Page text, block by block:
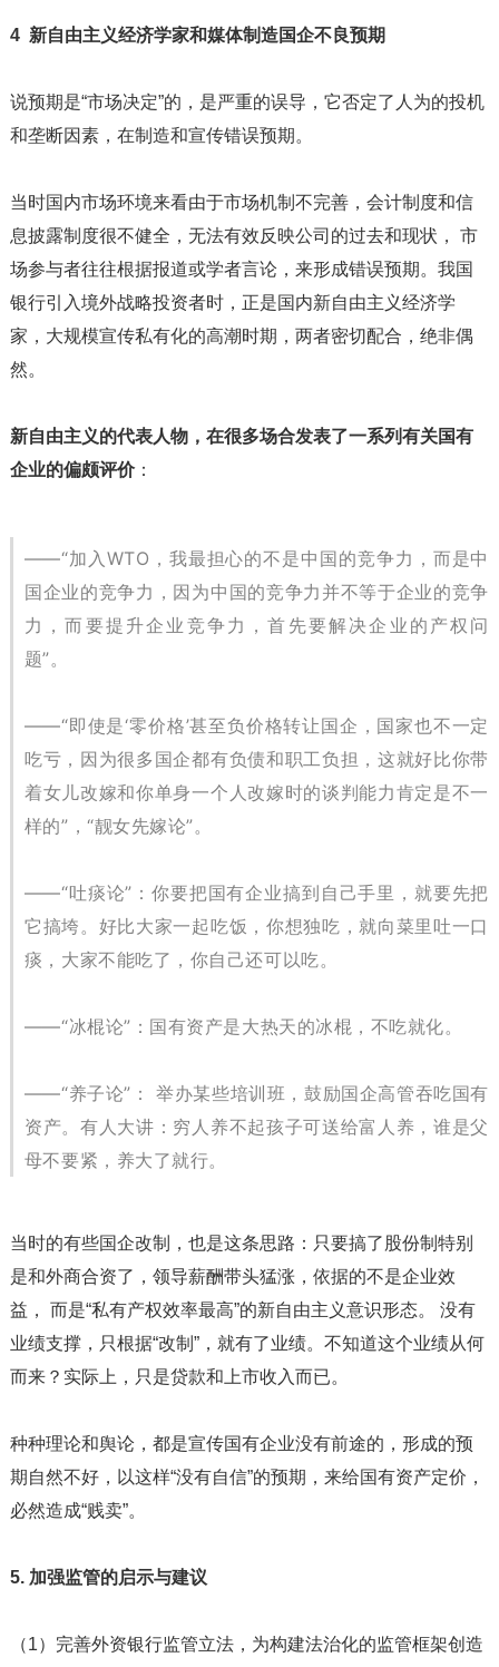
4 新自由主义经济学家和媒体制造国企不良预期
说预期是“市场决定”的，是严重的误导，它否定了人为的投机
和垄断因素，在制造和宣传错误预期。
当时国内市场环境来看由于市场机制不完善，会计制度和信
息披露制度很不健全，无法有效反映公司的过去和现状， 市
场参与者往往根据报道或学者言论，来形成错误预期。我国
银行引入境外战略投资者时，正是国内新自由主义经济学
家，大规模宣传私有化的高潮时期，两者密切配合，绝非偶
然。
新自由主义的代表人物，在很多场合发表了一系列有关国有
企业的偏颇评价：
——“加入WTO，我最担心的不是中国的竞争力，而是中
国企业的竞争力，因为中国的竞争力并不等于企业的竞争
力，而要提升企业竞争力，首先要解决企业的产权问
题”。
——“即使是‘零价格’甚至负价格转让国企，国家也不一定
吃亏，因为很多国企都有负债和职工负担，这就好比你带
着女儿改嫁和你单身一个人改嫁时的谈判能力肯定是不一
样的”，“靓女先嫁论”。
——“吐痰论”：你要把国有企业搞到自己手里，就要先把
它搞垮。好比大家一起吃饭，你想独吃，就向菜里吐一口
痰，大家不能吃了，你自己还可以吃。
——“冰棍论”：国有资产是大热天的冰棍，不吃就化。
——“养子论”： 举办某些培训班，鼓励国企高管吞吃国有
资产。有人大讲：穷人养不起孩子可送给富人养，谁是父
母不要紧，养大了就行。
当时的有些国企改制，也是这条思路：只要搞了股份制特别
是和外商合资了，领导薪酬带头猛涨，依据的不是企业效
益， 而是“私有产权效率最高”的新自由主义意识形态。 没有
业绩支撑，只根据“改制”，就有了业绩。不知道这个业绩从何
而来？实际上，只是贷款和上市收入而已。
种种理论和舆论，都是宣传国有企业没有前途的，形成的预
期自然不好，以这样“没有自信”的预期，来给国有资产定价，
必然造成“贱卖”。
5. 加强监管的启示与建议
（1）完善外资银行监管立法，为构建法治化的监管框架创造